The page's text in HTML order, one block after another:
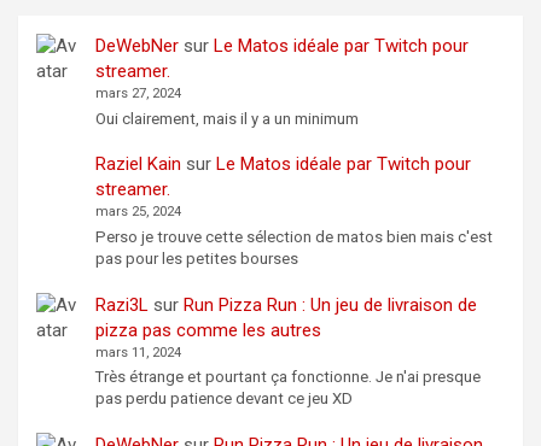
DeWebNersur Le Matos idéale par Twitch pour
streamer.
mars 27, 2024
Oui clairement, mais il y a un minimum
Raziel Kain sur Le Matos idéale par Twitch pour
streamer.
mars 25, 2024
Perso je trouve cette sélection de matos bien mais c'est
pas pour les petites bourses
Razi3L sur Run Pizza Run : Un jeu de livraison de
pizza pas comme les autres
mars 11, 2024
Très étrange et pourtant ça fonctionne. Je n'ai presque
pas perdu patience devant ce jeu XD